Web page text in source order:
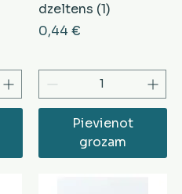
dzeltens (1)
Cena
0,44 €
Pievienot
grozam